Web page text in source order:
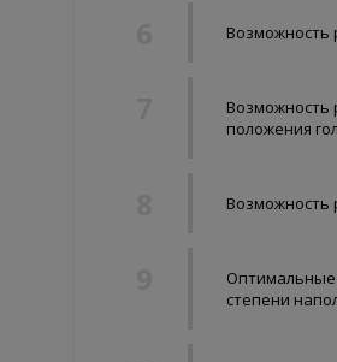
Возможность
Возможность
положения
Возможность
Оптимальные
степени